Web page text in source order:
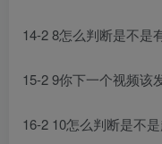
14-2 8怎么判断是不是
15-2 9你下一个视频该
16-2 10怎么判断是不